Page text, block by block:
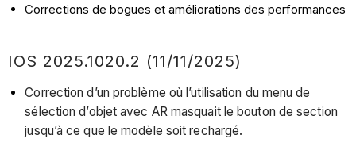
Corrections de bogues et améliorations des performances
IOS 2025.1020.2 (11/11/2025)
Correction d’un problème où l’utilisation du menu de
sélection d’objet avec AR masquait le bouton de section
jusqu’à ce que le modèle soit rechargé.